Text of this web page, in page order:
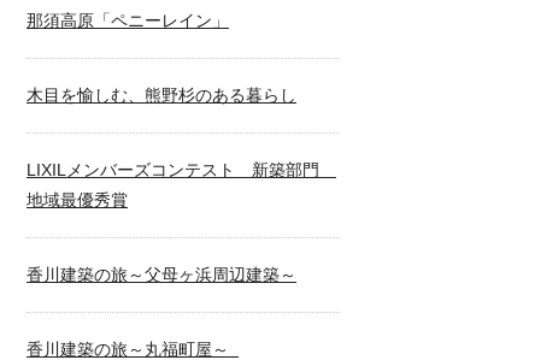
那須高原「ペニーレイン」
木目を愉しむ、熊野杉のある暮らし
LIXILメンバーズコンテスト 新築部門
地域最優秀賞
香川建築の旅～父母ヶ浜周辺建築～
香川建築の旅～丸福町屋～